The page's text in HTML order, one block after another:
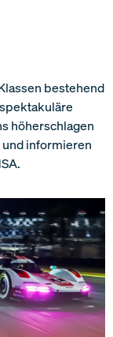
bestehend
höherschlagen
und informieren